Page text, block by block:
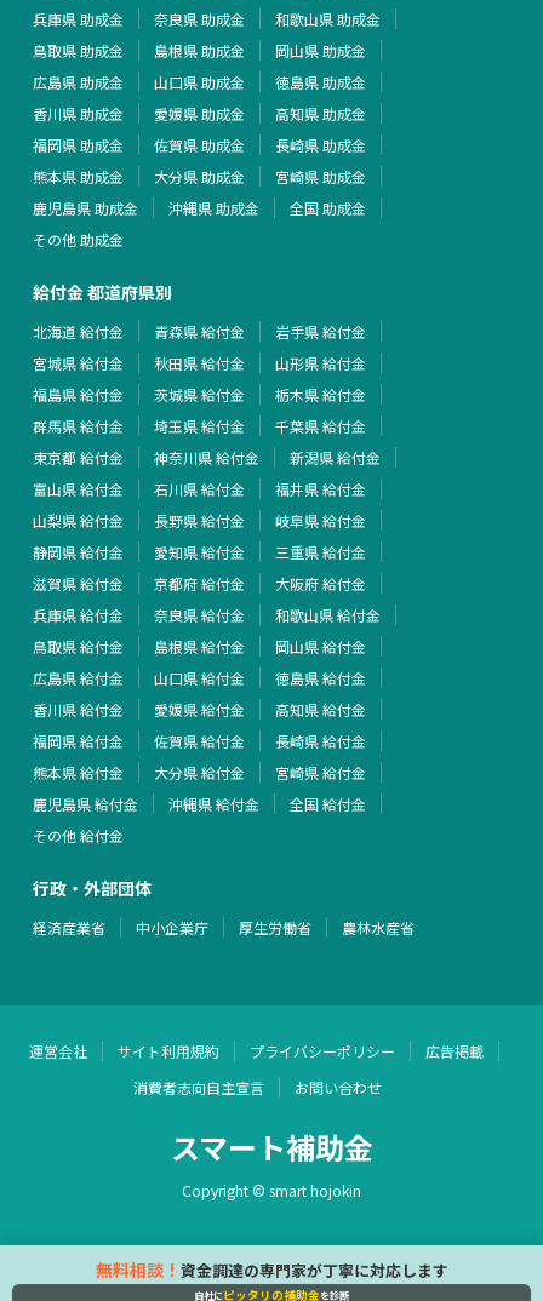
兵庫県 助成金
奈良県 助成金
和歌山県 助成金
鳥取県 助成金
島根県 助成金
岡山県 助成金
広島県 助成金
山口県 助成金
徳島県 助成金
香川県 助成金
愛媛県 助成金
高知県 助成金
福岡県 助成金
佐賀県 助成金
長崎県 助成金
熊本県 助成金
大分県 助成金
宮崎県 助成金
鹿児島県 助成金
沖縄県 助成金
全国 助成金
その他 助成金
給付金 都道府県別
北海道 給付金 青森県 給付金
岩手県 給付金
宮城県 給付金
秋田県 給付金
山形県 給付金
福島県 給付金
茨城県 給付金
栃木県 給付金
群馬県 給付金
埼玉県 給付金
千葉県 給付金
東京都 給付金
神奈川県 給付金
新潟県 給付金
富山県 給付金
石川県 給付金
福井県 給付金
山梨県 給付金
長野県 給付金
岐阜県 給付金
静岡県 給付金
愛知県 給付金
三重県 給付金
滋賀県 給付金
京都府 給付金
大阪府 給付金
兵庫県 給付金
奈良県 給付金
和歌山県 給付金
鳥取県 給付金
島根県 給付金
岡山県 給付金
広島県 給付金
山口県 給付金
徳島県 給付金
香川県 給付金
愛媛県 給付金
高知県 給付金
福岡県 給付金
佐賀県 給付金
長崎県 給付金
熊本県 給付金
大分県 給付金
宮崎県 給付金
鹿児島県 給付金
沖縄県 給付金
全国 給付金
その他 給付金
行政・外部団体
経済産業省 中小企業庁 厚生労働省 農林水産省
運営会社 サイト利用規約 プライバシーポリシー
広告掲載
消費者志向自主宣言
お問い合わせ
スマート補助金
Copyright © smart hojokin
無料相談！ 資金調達の専門家が丁寧に対応します
自社にピッタリの補助金を診断